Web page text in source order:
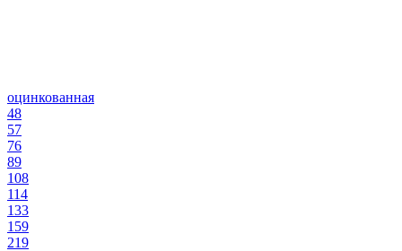
оцинкованная
48
57
76
89
108
114
133
159
219